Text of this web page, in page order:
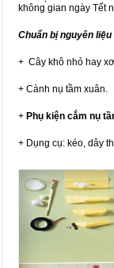
không gian ngày Tết
Chuẩn bị nguyên liệu
+ Cây khô nhỏ hay
+ Cành nụ tầm xuân.
+ Phụ kiện cắm nụ
+ Dụng cụ: kéo, dây